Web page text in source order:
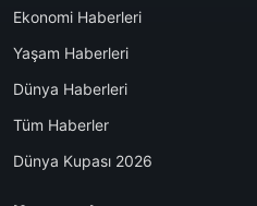
Ekonomi Haberleri
Yaşam Haberleri
Dünya Haberleri
Tüm Haberler
Dünya Kupası 2026